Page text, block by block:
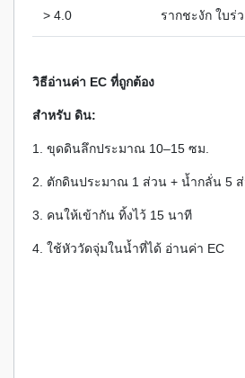
> 4.0 รากชะงัก ใบร่
วิธีอ่านค่า EC ที่ถูกต้อง
สำหรับ ดิน:
1. ขุดดินลึกประมาณ 10–15 ซม.
2. ตักดินประมาณ 1 ส่วน + น้ำกลั่น 5
3. คนให้เข้ากัน ทิ้งไว้ 15 นาที
4. ใช้หัววัดจุ่มในน้ำที่ได้ อ่านค่า EC